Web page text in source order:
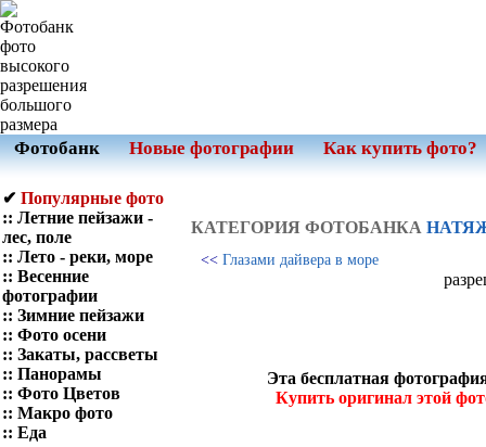
Фотобанк Новые фотографии Как купить фото?
✔ Популярные фото
:: Летние пейзажи -
лес, поле
:: Лето - реки, море
:: Весенние
фотографии
:: Зимние пейзажи
:: Фото осени
:: Закаты, рассветы
:: Панорамы
:: Фото Цветов
:: Макро фото
:: Еда
КАТЕГОРИЯ ФОТOБАНКА
<< Глазами дайвера в море
Эта бесплатная
Купить оригинал этой